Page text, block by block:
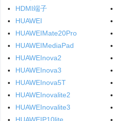
HDMI端子
HUAWEI
HUAWEIMate20Pro
HUAWEIMediaPad
HUAWEInova2
HUAWEInova3
HUAWEInova5T
HUAWEInovalite2
HUAWEInovalite3
HUAWEIP10lite